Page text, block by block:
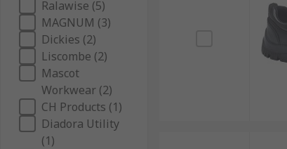
Ralawise (5)
MAGNUM (3)
Dickies (2)
Liscombe (2)
Mascot
Workwear (2)
CH Products (1)
Diadora Utility
(1)